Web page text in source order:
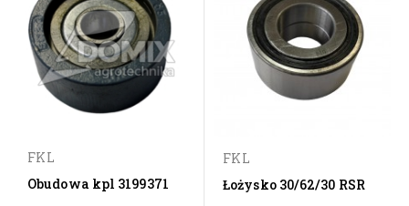
FKL
Obudowa kpl 3199371
FKL
Łożysko 30/62/30 RSR